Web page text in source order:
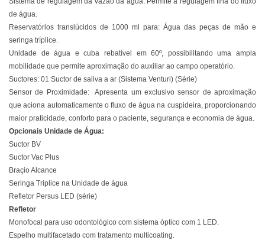
de água.
Reservatórios translúcidos de 1000 ml para: Água das peças de mão e
seringa tríplice.
Unidade de água e cuba rebatível em 60º, possibilitando uma ampla
mobilidade que permite aproximação do auxiliar ao campo operatório.
Suctores: 01 Suctor de saliva a ar (Sistema Venturi) (Série)
Sensor de Proximidade: Apresenta um exclusivo sensor de aproximação
que aciona automaticamente o fluxo de água na cuspideira, proporcionando
maior praticidade, conforto para o paciente, segurança e economia de água.
Opcionais Unidade de Água:
Suctor BV
Suctor Vac Plus
Braçio Alcance
Seringa Triplice na Unidade de água
Refletor Persus LED (série)
Refletor
Monofocal para uso odontológico com sistema óptico com 1 LED.
Espelho multifacetado com tratamento multicoating.